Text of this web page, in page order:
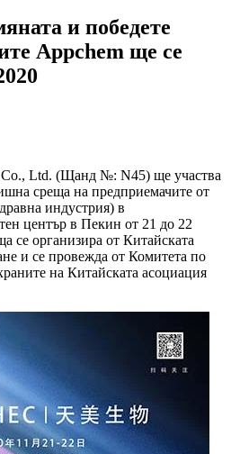
и победете
Appchem ще се
Ltd. (Щанд №: N45) ще участва
среща на предприемачите от
индустрия) в
център в Пекин от 21 до 22
се организира от Китайската
и се провежда от Комитета по
на Китайската асоциация